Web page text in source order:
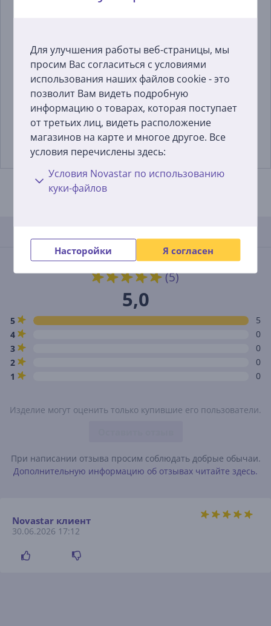
Для улучшения работы веб-страницы, мы
просим Вас согласиться с условиями
использования наших файлов cookie - это
позволит Вам видеть подробную
информацию о товарах, которая поступает
от третьих лиц, видеть расположение
магазинов на карте и многое другое. Все
условия перечислены здесь:
Условия Novastar по использованию
куки-файлов
Насторойки Я согласен
Miele Sensitive Skin, 1,8
кг - Стиральный
порошок
10459890
Цена:
28.99 €
Xavax, 4 шт., белый -
Антивибрационные
подкладки
00220752
Цена:
6.99 €
Отзывы
Средняя оценка
(5)
5,0
5
5
4
0
3
0
2
0
1
0
Изделие могут оценить только купившие его пользователи.
При написании отзыва просим соблюдать добрые обычаи.
Дополнительную информацию об отзывах читайте здесь.
Novastar клиент
30.06.2026 17:12